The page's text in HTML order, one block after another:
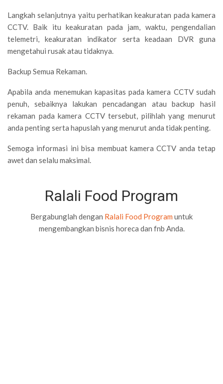
Langkah selanjutnya yaitu perhatikan keakuratan pada kamera
CCTV. Baik itu keakuratan pada jam, waktu, pengendalian
telemetri, keakuratan indikator serta keadaan DVR guna
mengetahui rusak atau tidaknya.
Backup Semua Rekaman.
Apabila anda menemukan kapasitas pada kamera CCTV sudah
penuh, sebaiknya lakukan pencadangan atau backup hasil
rekaman pada kamera CCTV tersebut, pilihlah yang menurut
anda penting serta hapuslah yang menurut anda tidak penting.
Semoga informasi ini bisa membuat kamera CCTV anda tetap
awet dan selalu maksimal.
Ralali Food Program
Bergabunglah dengan Ralali Food Program untuk
mengembangkan bisnis horeca dan fnb Anda.